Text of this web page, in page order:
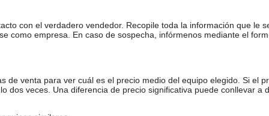
con el verdadero vendedor. Recopile toda la información que le
como empresa. En caso de sospecha, infórmenos mediante el
de venta para ver cuál es el precio medio del equipo elegido. Si el
dos veces. Una diferencia de precio significativa puede conllevar a